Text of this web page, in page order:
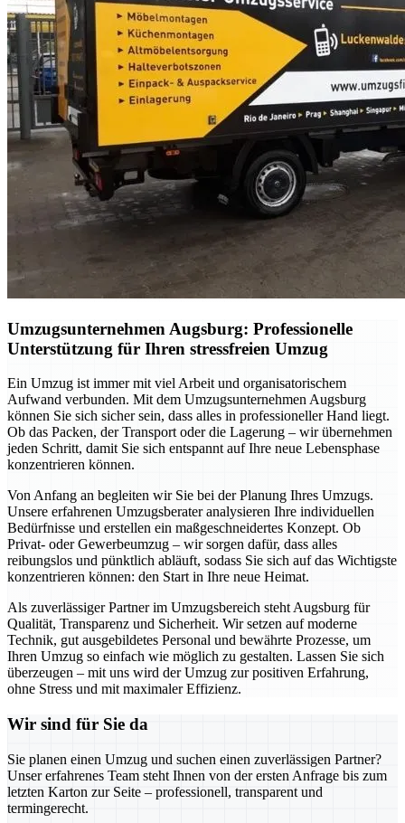
Umzugsunternehmen Augsburg: Professionelle
Unterstützung für Ihren stressfreien Umzug
Ein Umzug ist immer mit viel Arbeit und organisatorischem
Aufwand verbunden. Mit dem Umzugsunternehmen Augsburg
können Sie sich sicher sein, dass alles in professioneller Hand liegt.
Ob das Packen, der Transport oder die Lagerung – wir übernehmen
jeden Schritt, damit Sie sich entspannt auf Ihre neue Lebensphase
konzentrieren können.
Von Anfang an begleiten wir Sie bei der Planung Ihres Umzugs.
Unsere erfahrenen Umzugsberater analysieren Ihre individuellen
Bedürfnisse und erstellen ein maßgeschneidertes Konzept. Ob
Privat- oder Gewerbeumzug – wir sorgen dafür, dass alles
reibungslos und pünktlich abläuft, sodass Sie sich auf das Wichtigste
konzentrieren können: den Start in Ihre neue Heimat.
Als zuverlässiger Partner im Umzugsbereich steht Augsburg für
Qualität, Transparenz und Sicherheit. Wir setzen auf moderne
Technik, gut ausgebildetes Personal und bewährte Prozesse, um
Ihren Umzug so einfach wie möglich zu gestalten. Lassen Sie sich
überzeugen – mit uns wird der Umzug zur positiven Erfahrung,
ohne Stress und mit maximaler Effizienz.
Wir sind für Sie da
Sie planen einen Umzug und suchen einen zuverlässigen Partner?
Unser erfahrenes Team steht Ihnen von der ersten Anfrage bis zum
letzten Karton zur Seite – professionell, transparent und
termingerecht.